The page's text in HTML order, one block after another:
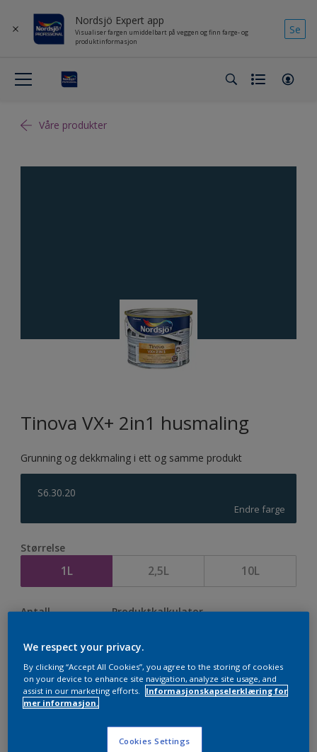
Nordsjö Expert app
Visualiser fargen umiddelbart på veggen og finn farge- og
produktinformasjon
Se
Våre produkter
Tinova VX+ 2in1 husmaling
Grunning og dekkmaling i ett og samme produkt
S6.30.20
Endre farge
Størrelse
1L 2,5L 10L
Antall Produktkalkulator
Legg i handleliste
We respect your privacy.
By clicking “Accept All Cookies”, you agree to the storing of cookies
on your device to enhance site navigation, analyze site usage, and
assist in our marketing efforts.
Informasjonskapselerklæring for
mer informasjon.
Cookies Settings